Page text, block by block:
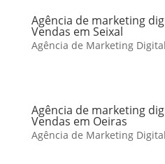
Agência de marketing
Vendas em Seixal
Agência de Marketing
Agência de marketing
Vendas em Oeiras
Agência de Marketing